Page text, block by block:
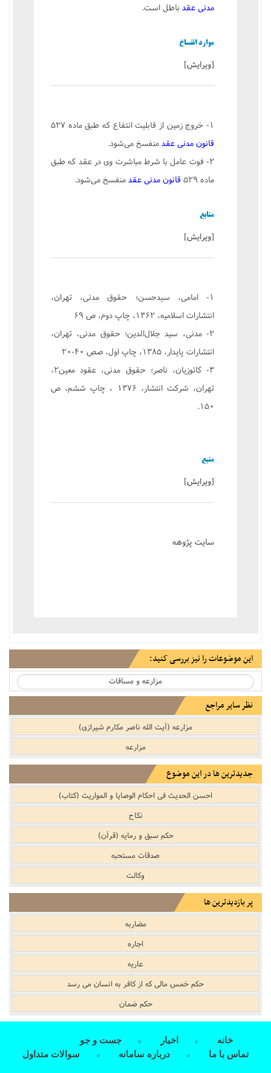
مدنی عقد باطل است.
موارد انفساخ
[ویرایش]
۱- خروج زمین از قابلیت انتفاع كه طبق ماده ۵۲۷
قانون مدنی عقد منفسخ می‌شود.
۲- فوت عامل با شرط مباشرت وی در عقد كه طبق
ماده ۵۲۹
قانون مدنی عقد منفسخ می‌شود.
منابع
[ویرایش]
۱- امامی، سیدحسن؛ حقوق مدنی، تهران،
انتشارات اسلامیه، ۱۳۶۲، چاپ دوم، ص ۶۹
۲- مدنی، سید جلال‌الدین؛ حقوق مدنی، تهران،
انتشارات پایدار، ۱۳۸۵، چاپ اول، صص ۴۰-۲۰
۳- كاتوزیان، ناصر؛ حقوق مدنی، عقود معین۲،
تهران، شركت انتشار، ۱۳۷۶ ، چاپ ششم، ص
۱۵۰.
منبع
[ویرایش]
سایت پژوهه
این موضوعات را نیز بررسی کنید:
مزارعه و مساقات
نظر سایر مراجع
مزارعه (آیت الله ناصر مکارم شیرازی)
مزارعه
جدیدترین ها در این موضوع
احسن الحدیث فی احکام الوصایا و المواریث (کتاب)
نکاح
حکم سبق و رمایه (قرآن)
صدقات مستحبه
وکالت
پر بازدیدترین ها
مضاربه
اجاره
عاریه
حکم خمس مالى که از کافر به انسان مى رسد
حکم ضمان
خانه اخبار
جست و جو
تماس با ما
درباره سامانه سوالات متداول